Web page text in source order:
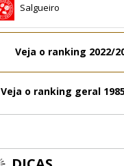
Salgueiro
Veja o ranking 2022/
Veja o ranking geral